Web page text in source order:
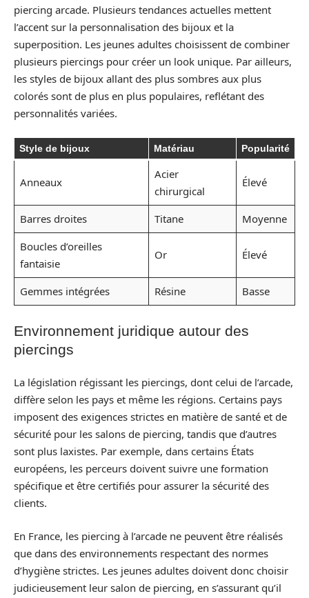
piercing arcade. Plusieurs tendances actuelles mettent
l’accent sur la personnalisation des bijoux et la
superposition. Les jeunes adultes choisissent de combiner
plusieurs piercings pour créer un look unique. Par ailleurs,
les styles de bijoux allant des plus sombres aux plus
colorés sont de plus en plus populaires, reflétant des
personnalités variées.
Style de bijoux Matériau Popularité
Anneaux
Acier
chirurgical
Élevé
Barres droites Titane
Moyenne
Boucles d’oreilles
fantaisie
Or Élevé
Gemmes intégrées Résine Basse
Environnement juridique autour des
piercings
La législation régissant les piercings, dont celui de l’arcade,
diffère selon les pays et même les régions. Certains pays
imposent des exigences strictes en matière de santé et de
sécurité pour les salons de piercing, tandis que d’autres
sont plus laxistes. Par exemple, dans certains États
européens, les perceurs doivent suivre une formation
spécifique et être certifiés pour assurer la sécurité des
clients.
En France, les piercing à l’arcade ne peuvent être réalisés
que dans des environnements respectant des normes
d’hygiène strictes. Les jeunes adultes doivent donc choisir
judicieusement leur salon de piercing, en s’assurant qu’il